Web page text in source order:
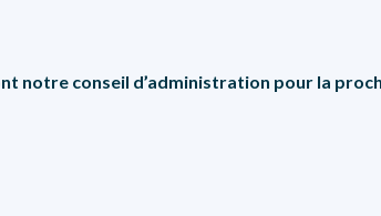
notre conseil d’administration pour la